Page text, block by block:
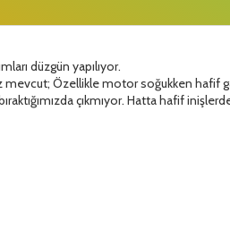
düzgün yapılıyor.
Özellikle motor soğukken hafif
çıkmıyor. Hatta hafif